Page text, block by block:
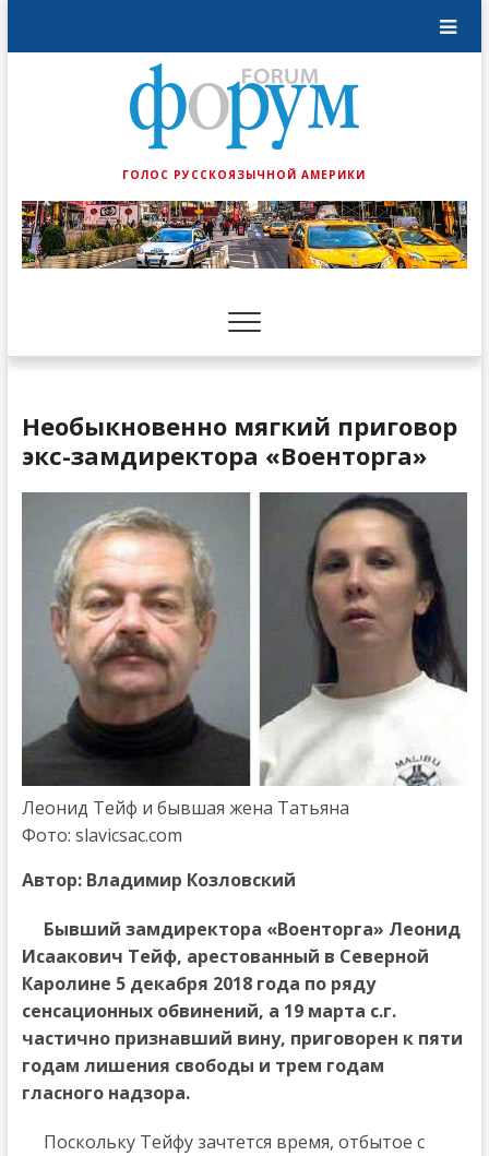
ГОЛОС РУССКОЯЗЫЧНОЙ АМЕРИКИ
Необыкновенно мягкий приговор
экс-замдиректора «Военторга»
Леонид Тейф и бывшая жена Татьяна
Фото: slavicsac.com
Автор: Владимир Козловский
Бывший замдиректора «Военторга» Леонид
Исаакович Тейф, арестованный в Северной
Каролине 5 декабря 2018 года по ряду
сенсационных обвинений, а 19 марта с.г.
частично признавший вину, приговорен к пяти
годам лишения свободы и трем годам
гласного надзора.
Поскольку Тейфу зачтется время, отбытое с